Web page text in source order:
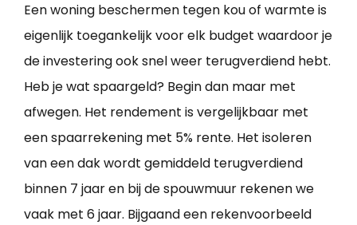
Een woning beschermen tegen kou of warmte is
eigenlijk toegankelijk voor elk budget waardoor je
de investering ook snel weer terugverdiend hebt.
Heb je wat spaargeld? Begin dan maar met
afwegen. Het rendement is vergelijkbaar met
een spaarrekening met 5% rente. Het isoleren
van een dak wordt gemiddeld terugverdiend
binnen 7 jaar en bij de spouwmuur rekenen we
vaak met 6 jaar. Bijgaand een rekenvoorbeeld